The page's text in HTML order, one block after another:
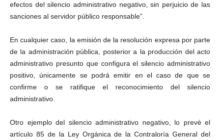
efectos del silencio administrativo negativo, sin perjuicio de las
sanciones al servidor público responsable”.
En cualquier caso, la emisión de la resolución expresa por parte
de la administración pública, posterior a la producción del acto
administrativo presunto que configura el silencio administrativo
positivo, únicamente se podrá emitir en el caso de que se
confirme o se ratifique el reconocimiento del silencio
administrativo.
Otro ejemplo del silencio administrativo negativo, lo prevé el
artículo 85 de la Ley Orgánica de la Contraloría General del